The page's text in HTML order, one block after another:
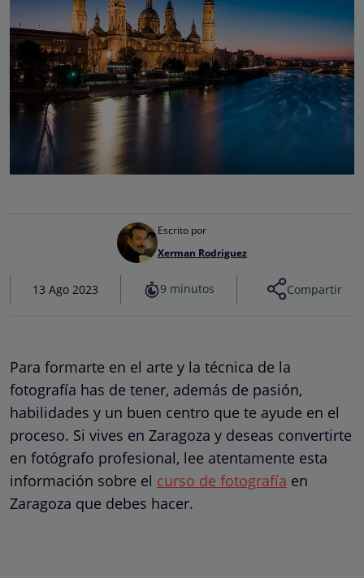
Escrito por
Xerman Rodriguez
13 Ago 2023 9 minutos Compartir
Para formarte en el arte y la técnica de la
fotografía has de tener, además de pasión,
habilidades y un buen centro que te ayude en el
proceso. Si vives en Zaragoza y deseas convertirte
en fotógrafo profesional, lee atentamente esta
información sobre el curso de fotografía en
Zaragoza que debes hacer.